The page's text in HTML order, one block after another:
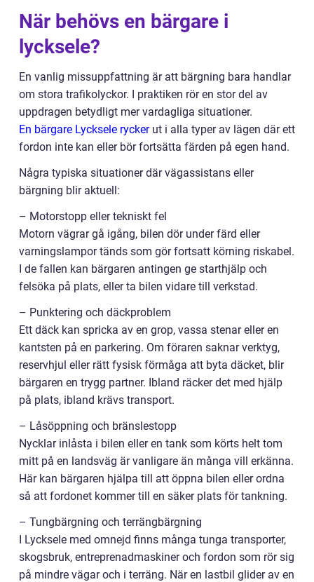
När behövs en bärgare i
lycksele?
En vanlig missuppfattning är att bärgning bara handlar
om stora trafikolyckor. I praktiken rör en stor del av
uppdragen betydligt mer vardagliga situationer.
En bärgare Lycksele ryckerut i alla typer av lägen där ett
fordon inte kan eller bör fortsätta färden på egen hand.
Några typiska situationer där vägassistans eller
bärgning blir aktuell:
– Motorstopp eller tekniskt fel
Motorn vägrar gå igång, bilen dör under färd eller
varningslampor tänds som gör fortsatt körning riskabel.
I de fallen kan bärgaren antingen ge starthjälp och
felsöka på plats, eller ta bilen vidare till verkstad.
– Punktering och däckproblem
Ett däck kan spricka av en grop, vassa stenar eller en
kantsten på en parkering. Om föraren saknar verktyg,
reservhjul eller rätt fysisk förmåga att byta däcket, blir
bärgaren en trygg partner. Ibland räcker det med hjälp
på plats, ibland krävs transport.
– Låsöppning och bränslestopp
Nycklar inlåsta i bilen eller en tank som körts helt tom
mitt på en landsväg är vanligare än många vill erkänna.
Här kan bärgaren hjälpa till att öppna bilen eller ordna
så att fordonet kommer till en säker plats för tankning.
– Tungbärgning och terrängbärgning
I Lycksele med omnejd finns många tunga transporter,
skogsbruk, entreprenadmaskiner och fordon som rör sig
på mindre vägar och i terräng. När en lastbil glider av en